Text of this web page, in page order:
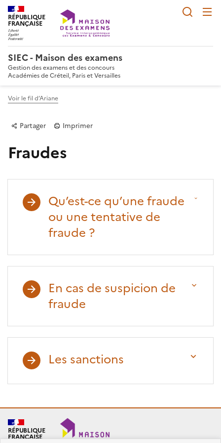
RÉPUBLIQUE
FRANÇAISE
SIEC - Maison des examens
Gestion des examens et des concours
Académies de Créteil, Paris et Versailles
Voir le fil d’Ariane
Partager Imprimer
Fraudes
Partager sur Facebook
Partager sur Twitter
Partager sur LinkedIn
Partager par email
Copier dans le
Qu’est-ce qu’une fraude
ou une tentative de
fraude ?
En cas de suspicion de
fraude
Les sanctions
RÉPUBLIQUE
FRANÇAISE